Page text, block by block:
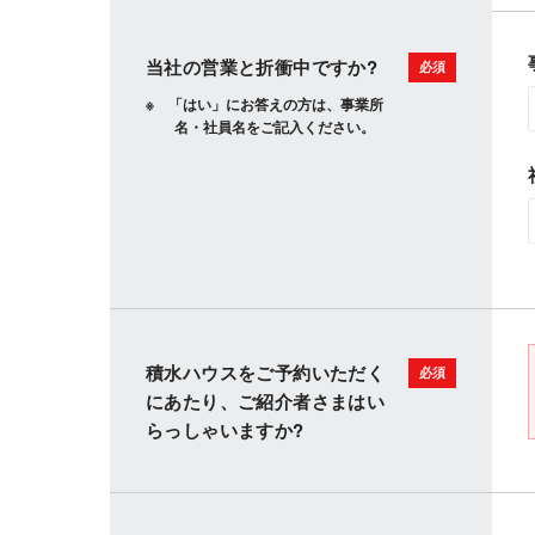
当社の営業と折衝中ですか?
「はい」にお答えの方は、事業所
名・社員名をご記入ください。
積水ハウスをご予約いただく
にあたり、ご紹介者さまはい
らっしゃいますか?